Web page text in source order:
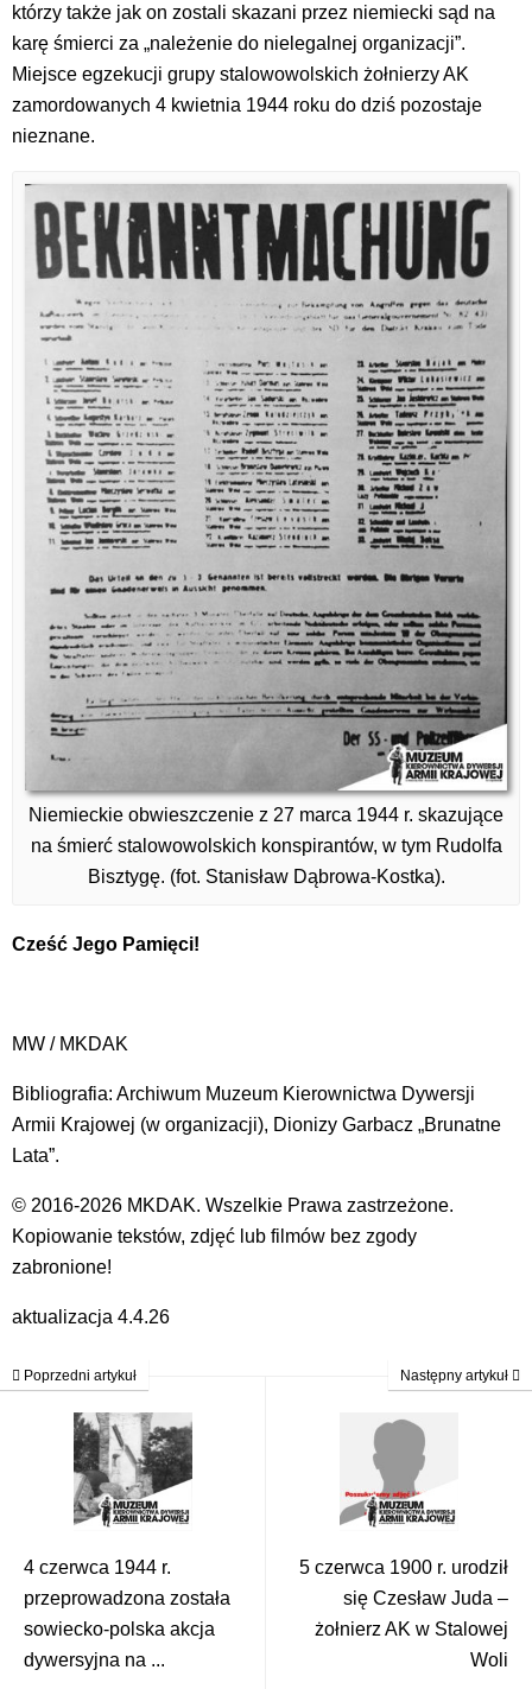
którzy także jak on zostali skazani przez niemiecki sąd na
karę śmierci za „należenie do nielegalnej organizacji”.
Miejsce egzekucji grupy stalowowolskich żołnierzy AK
zamordowanych 4 kwietnia 1944 roku do dziś pozostaje
nieznane.
Niemieckie obwieszczenie z 27 marca 1944 r. skazujące
na śmierć stalowowolskich konspirantów, w tym Rudolfa
Bisztygę. (fot. Stanisław Dąbrowa-Kostka).
Cześć Jego Pamięci!
MW / MKDAK
Bibliografia: Archiwum Muzeum Kierownictwa Dywersji
Armii Krajowej (w organizacji), Dionizy Garbacz „Brunatne
Lata”.
© 2016-2026 MKDAK. Wszelkie Prawa zastrzeżone.
Kopiowanie tekstów, zdjęć lub filmów bez zgody
zabronione!
aktualizacja 4.4.26
Poprzedni artykuł
4 czerwca 1944 r.
przeprowadzona została
sowiecko-polska akcja
dywersyjna na ...
Następny artykuł
5 czerwca 1900 r. urodził
się Czesław Juda –
żołnierz AK w Stalowej
Woli